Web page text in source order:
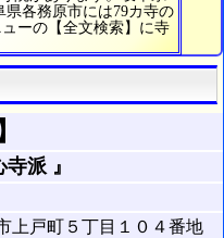
県各務原市には79カ寺の
ーの【全文検索】に寺
派 』
上戸町５丁目１０４番地